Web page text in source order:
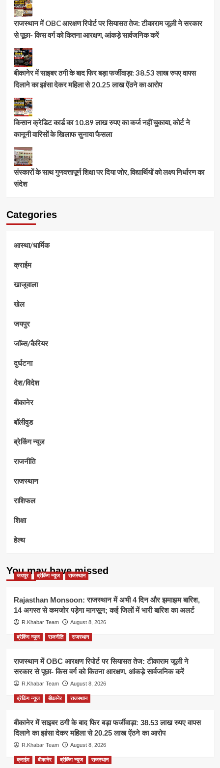
राजस्थान में OBC आरक्षण रिपोर्ट पर सियासत तेज: टीकाराम जूली ने सरकार
से पूछा- किस वर्ग को कितना आरक्षण, आंकड़े सार्वजनिक करें
बीकानेर में साइबर ठगी के बाद फिर बड़ा फर्जीवाड़ा: 38.53 लाख रुपए वापस
दिलाने का झांसा देकर महिला से 20.25 लाख ऐंठने का आरोप
किसान क्रेडिट कार्ड का 10.89 लाख रुपए का कर्ज नहीं चुकाया, कोर्ट ने
कानूनी वारिसों के खिलाफ सुनाया फैसला
संस्कारों के साथ गुणवत्तापूर्ण शिक्षा पर दिया जोर, विद्यार्थियों को लक्ष्य निर्धारण का
संदेश
Categories
आस्था/धार्मिक
क्राईम
खाजूवाला
खेल
जयपुर
जॉब्स/कैरियर
दुर्घटना
देश/विदेश
बीकानेर
बॉलीवुड
ब्रेकिंग न्यूज
राजनीति
राजस्थान
राशिफल
शिक्षा
हेल्थ
You may have missed
जयपुर ब्रेकिंग न्यूज राजस्थान
Rajasthan Monsoon: राजस्थान में अभी 4 दिन और झमाझम बारिश,
14 अगस्त से कमजोर पड़ेगा मानसून; कई जिलों में भारी बारिश का अलर्ट
R.Khabar Team August 8, 2026
ब्रेकिंग न्यूज राजनीति राजस्थान
राजस्थान में OBC आरक्षण रिपोर्ट पर सियासत तेज: टीकाराम जूली ने
सरकार से पूछा- किस वर्ग को कितना आरक्षण, आंकड़े सार्वजनिक करें
R.Khabar Team August 8, 2026
ब्रेकिंग न्यूज बीकानेर राजस्थान
बीकानेर में साइबर ठगी के बाद फिर बड़ा फर्जीवाड़ा: 38.53 लाख रुपए वापस
दिलाने का झांसा देकर महिला से 20.25 लाख ऐंठने का आरोप
R.Khabar Team August 8, 2026
क्राईम बीकानेर ब्रेकिंग न्यूज राजस्थान